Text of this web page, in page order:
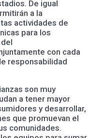
De igual
a la
actividades de
para los
con cada
responsabilidad
son muy
a tener mayor
y desarrollar,
que promuevan el
comunidades.